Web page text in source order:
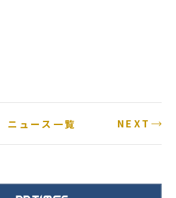
NEXT
ニュース一覧